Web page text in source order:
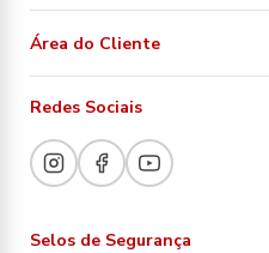
Área do Cliente
Redes Sociais
Selos de Segurança